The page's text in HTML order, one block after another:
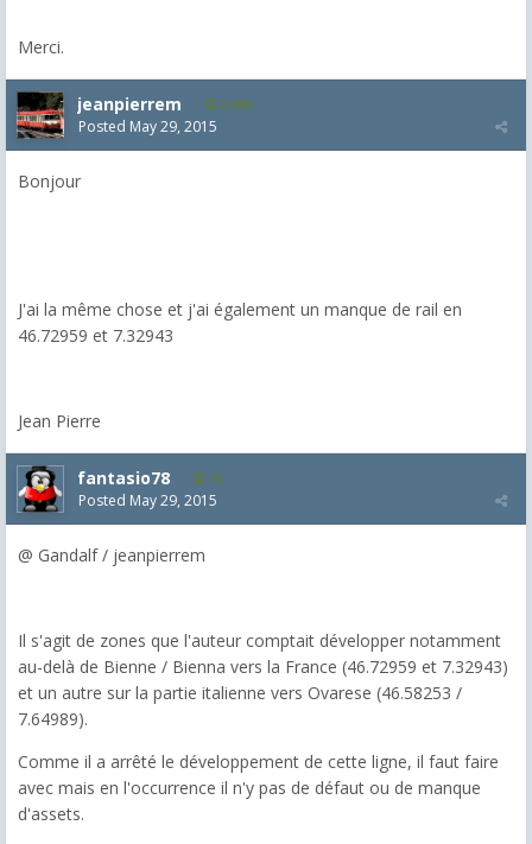
Merci.
jeanpierrem 5,986
Posted May 29, 2015
Bonjour
J'ai la même chose et j'ai également un manque de rail en
46.72959 et 7.32943
Jean Pierre
fantasio78 13
Posted May 29, 2015
@ Gandalf / jeanpierrem
Il s'agit de zones que l'auteur comptait développer notamment
au-delà de Bienne / Bienna vers la France (46.72959 et 7.32943)
et un autre sur la partie italienne vers Ovarese (46.58253 /
7.64989).
Comme il a arrêté le développement de cette ligne, il faut faire
avec mais en l'occurrence il n'y pas de défaut ou de manque
d'assets.